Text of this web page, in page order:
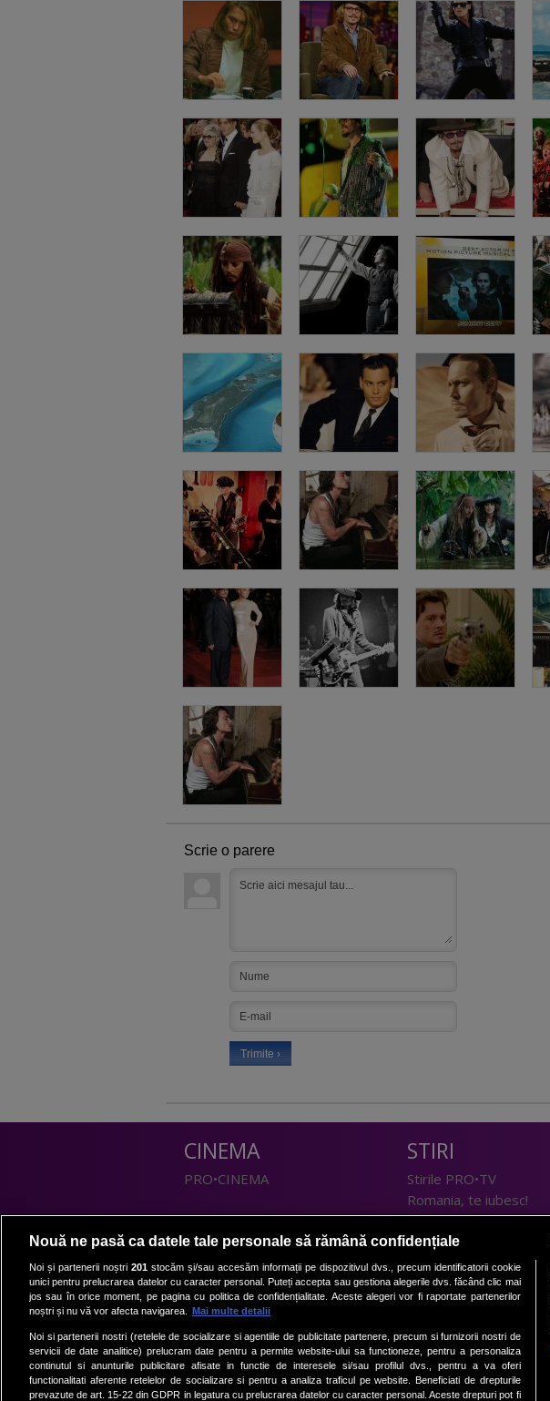
Scrie o parere
CINEMA
PRO•CINEMA
DIVERTISMENT
PRO•TV
Romanii au talent
Vocea Romaniei
Las Fierbinti
La Maruta
Apropo TV
STIRI
Stirile PRO•TV
Romania, te iubesc!
TEHNOLOGIE
I Like IT
SPORT
Sport.ro
PRO•ARENA
Nouă ne pasă ca datele tale personale să rămână confidențiale
Noi și partenerii noștri 201stocăm și/sau accesăm informații pe dispozitivul dvs., precum identificatorii cookie
unici pentru prelucrarea datelor cu caracter personal. Puteți accepta sau gestiona alegerile dvs. făcând clic mai
jos sau în orice moment, pe pagina cu politica de confidențialitate. Aceste alegeri vor fi raportate partenerilor
noștri și nu vă vor afecta navigarea.
Mai multe detalii
Noi si partenerii nostri (retelele de socializare si agentiile de publicitate partenere, precum si furnizorii nostri de
servicii de date analitice) prelucram date pentru a permite website-ului sa functioneze, pentru a personaliza
continutul si anunturile publicitare afisate in functie de interesele si/sau profilul dvs., pentru a va oferi
functionalitati aferente retelelor de socializare si pentru a analiza traficul pe website. Beneficiati de drepturile
prevazute de art. 15-22 din GDPR in legatura cu prelucrarea datelor cu caracter personal. Aceste drepturi pot fi